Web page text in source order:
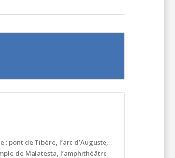
pont de Tibère, l’arc d’Auguste,
de Malatesta, l’amphithéâtre